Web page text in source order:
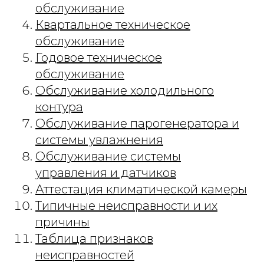
обслуживание
Квартальное техническое
обслуживание
Годовое техническое
обслуживание
Обслуживание холодильного
контура
Обслуживание парогенератора и
системы увлажнения
Обслуживание системы
управления и датчиков
Аттестация климатической камеры
Типичные неисправности и их
причины
Таблица признаков
неисправностей